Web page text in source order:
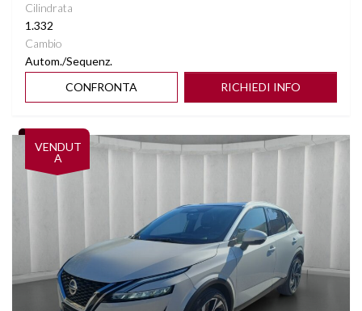
Cilindrata
1.332
Cambio
Autom./Sequenz.
CONFRONTA
RICHIEDI INFO
VENDUT
A
Vedi dettagli